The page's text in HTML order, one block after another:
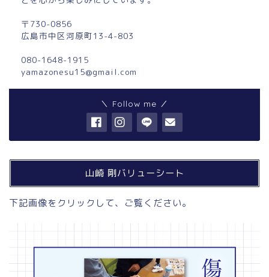
〒730-0856
広島市中区河原町13-4-803
080-1648-1915
yamazonesu15@gmail.com
＼ Follow me ／
山崎 剛バリューシート
下記画像をクリックして、ご覧ください。